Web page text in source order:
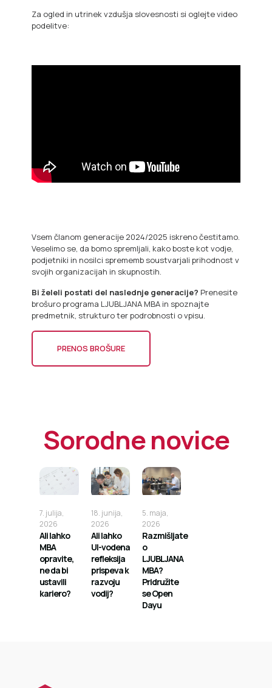
Za ogled in utrinek vzdušja slovesnosti si oglejte video
podelitve:
Vsem članom generacije 2024/2025 iskreno čestitamo.
Veselimo se, da bomo spremljali, kako boste kot vodje,
podjetniki in nosilci sprememb soustvarjali prihodnost v
svojih organizacijah in skupnostih.
Bi želeli postati del naslednje generacije? Prenesite
brošuro programa LJUBLJANA MBA in spoznajte
predmetnik, strukturo ter podrobnosti o vpisu.
PRENOS BROŠURE
Sorodne novice
7. julija,
2026
Ali lahko
MBA
opravite,
ne da bi
ustavili
kariero?
18. junija,
2026
Ali lahko
UI-vodena
refleksija
prispeva k
razvoju
vodij?
5. maja,
2026
Razmišljate
o
LJUBLJANA
MBA?
Pridružite
se Open
Dayu